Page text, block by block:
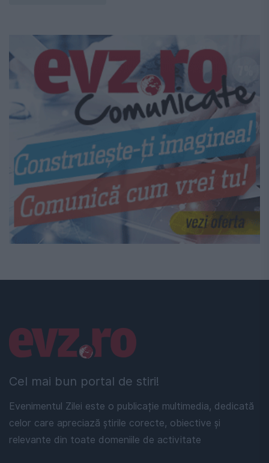
Cel mai bun portal de stiri!
Evenimentul Zilei este o publicație multimedia, dedicată
celor care apreciază știrile corecte, obiective și
relevante din toate domeniile de activitate
Linkuri utile